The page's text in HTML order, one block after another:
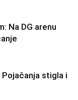
Na DG arenu
Pojačanja stigla i